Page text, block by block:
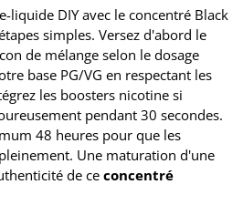
liquide DIY avec le concentré Black
simples. Versez d'abord le
de mélange selon le dosage
base PG/VG en respectant les
les boosters nicotine si
pendant 30 secondes.
48 heures pour que les
Une maturation d'une
de ce concentré